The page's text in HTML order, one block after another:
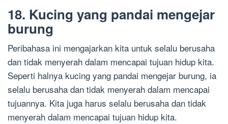
18. Kucing yang pandai mengejar
burung
Peribahasa ini mengajarkan kita untuk selalu berusaha
dan tidak menyerah dalam mencapai tujuan hidup kita.
Seperti halnya kucing yang pandai mengejar burung, ia
selalu berusaha dan tidak menyerah dalam mencapai
tujuannya. Kita juga harus selalu berusaha dan tidak
menyerah dalam mencapai tujuan hidup kita.